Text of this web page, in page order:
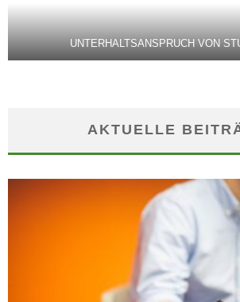
UNTERHALTSANSPRUCH VON
AKTUELLE